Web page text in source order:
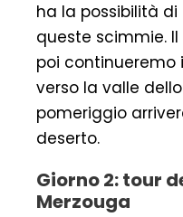
ha la possibilità
queste scimmie.
poi
verso la valle dello
pomeriggio
deserto.
Giorno 2: tour
Merzouga